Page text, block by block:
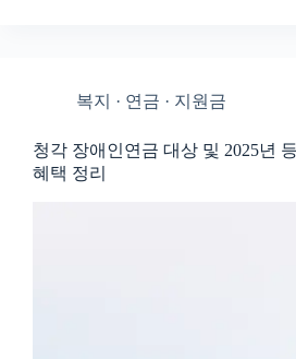
복지 · 연금 · 지원금
청각 장애인연금 대상 및 2025년
혜택 정리